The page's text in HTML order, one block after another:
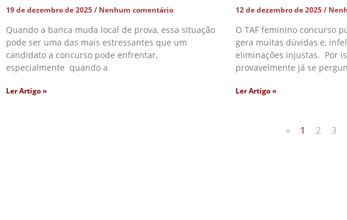
19 de dezembro de 2025 Nenhum comentário
Quando a banca muda local de prova, essa situação
pode ser uma das mais estressantes que um
candidato a concurso pode enfrentar,
especialmente quando a
Ler Artigo »
12 de dezembro de 2025
O TAF feminino concurso
gera muitas dúvidas e,
eliminações injustas. Por
provavelmente já se
Ler Artigo »
« 1 2 3